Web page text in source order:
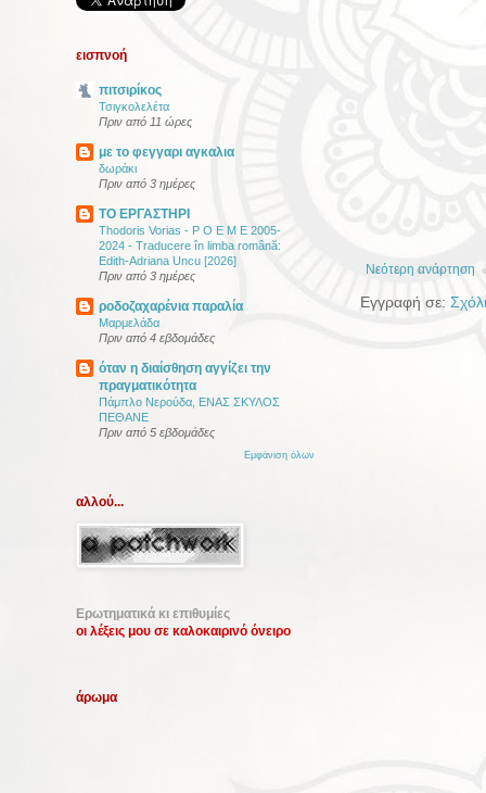
Νεότερη ανάρτηση
Εγγραφή σε:
εισπνοή
πιτσιρίκος
Τσιγκολελέτα
Πριν από 11 ώρες
με το φεγγαρι αγκαλια
δωράκι
Πριν από 3 ημέρες
ΤΟ ΕΡΓΑΣΤΗΡΙ
Thodoris Vorias - P O E M E 2005-
2024 - Traducere în limba română:
Edith-Adriana Uncu [2026]
Πριν από 3 ημέρες
ροδοζαχαρένια παραλία
Μαρμελάδα
Πριν από 4 εβδομάδες
όταν η διαίσθηση αγγίζει την
πραγματικότητα
Πάμπλο Νερούδα, ΕΝΑΣ ΣΚΥΛΟΣ
ΠΕΘΑΝΕ
Πριν από 5 εβδομάδες
Εμφάνιση όλων
αλλού...
Ερωτηματικά κι επιθυμίες
οι λέξεις μου σε καλοκαιρινό όνειρο
άρωμα